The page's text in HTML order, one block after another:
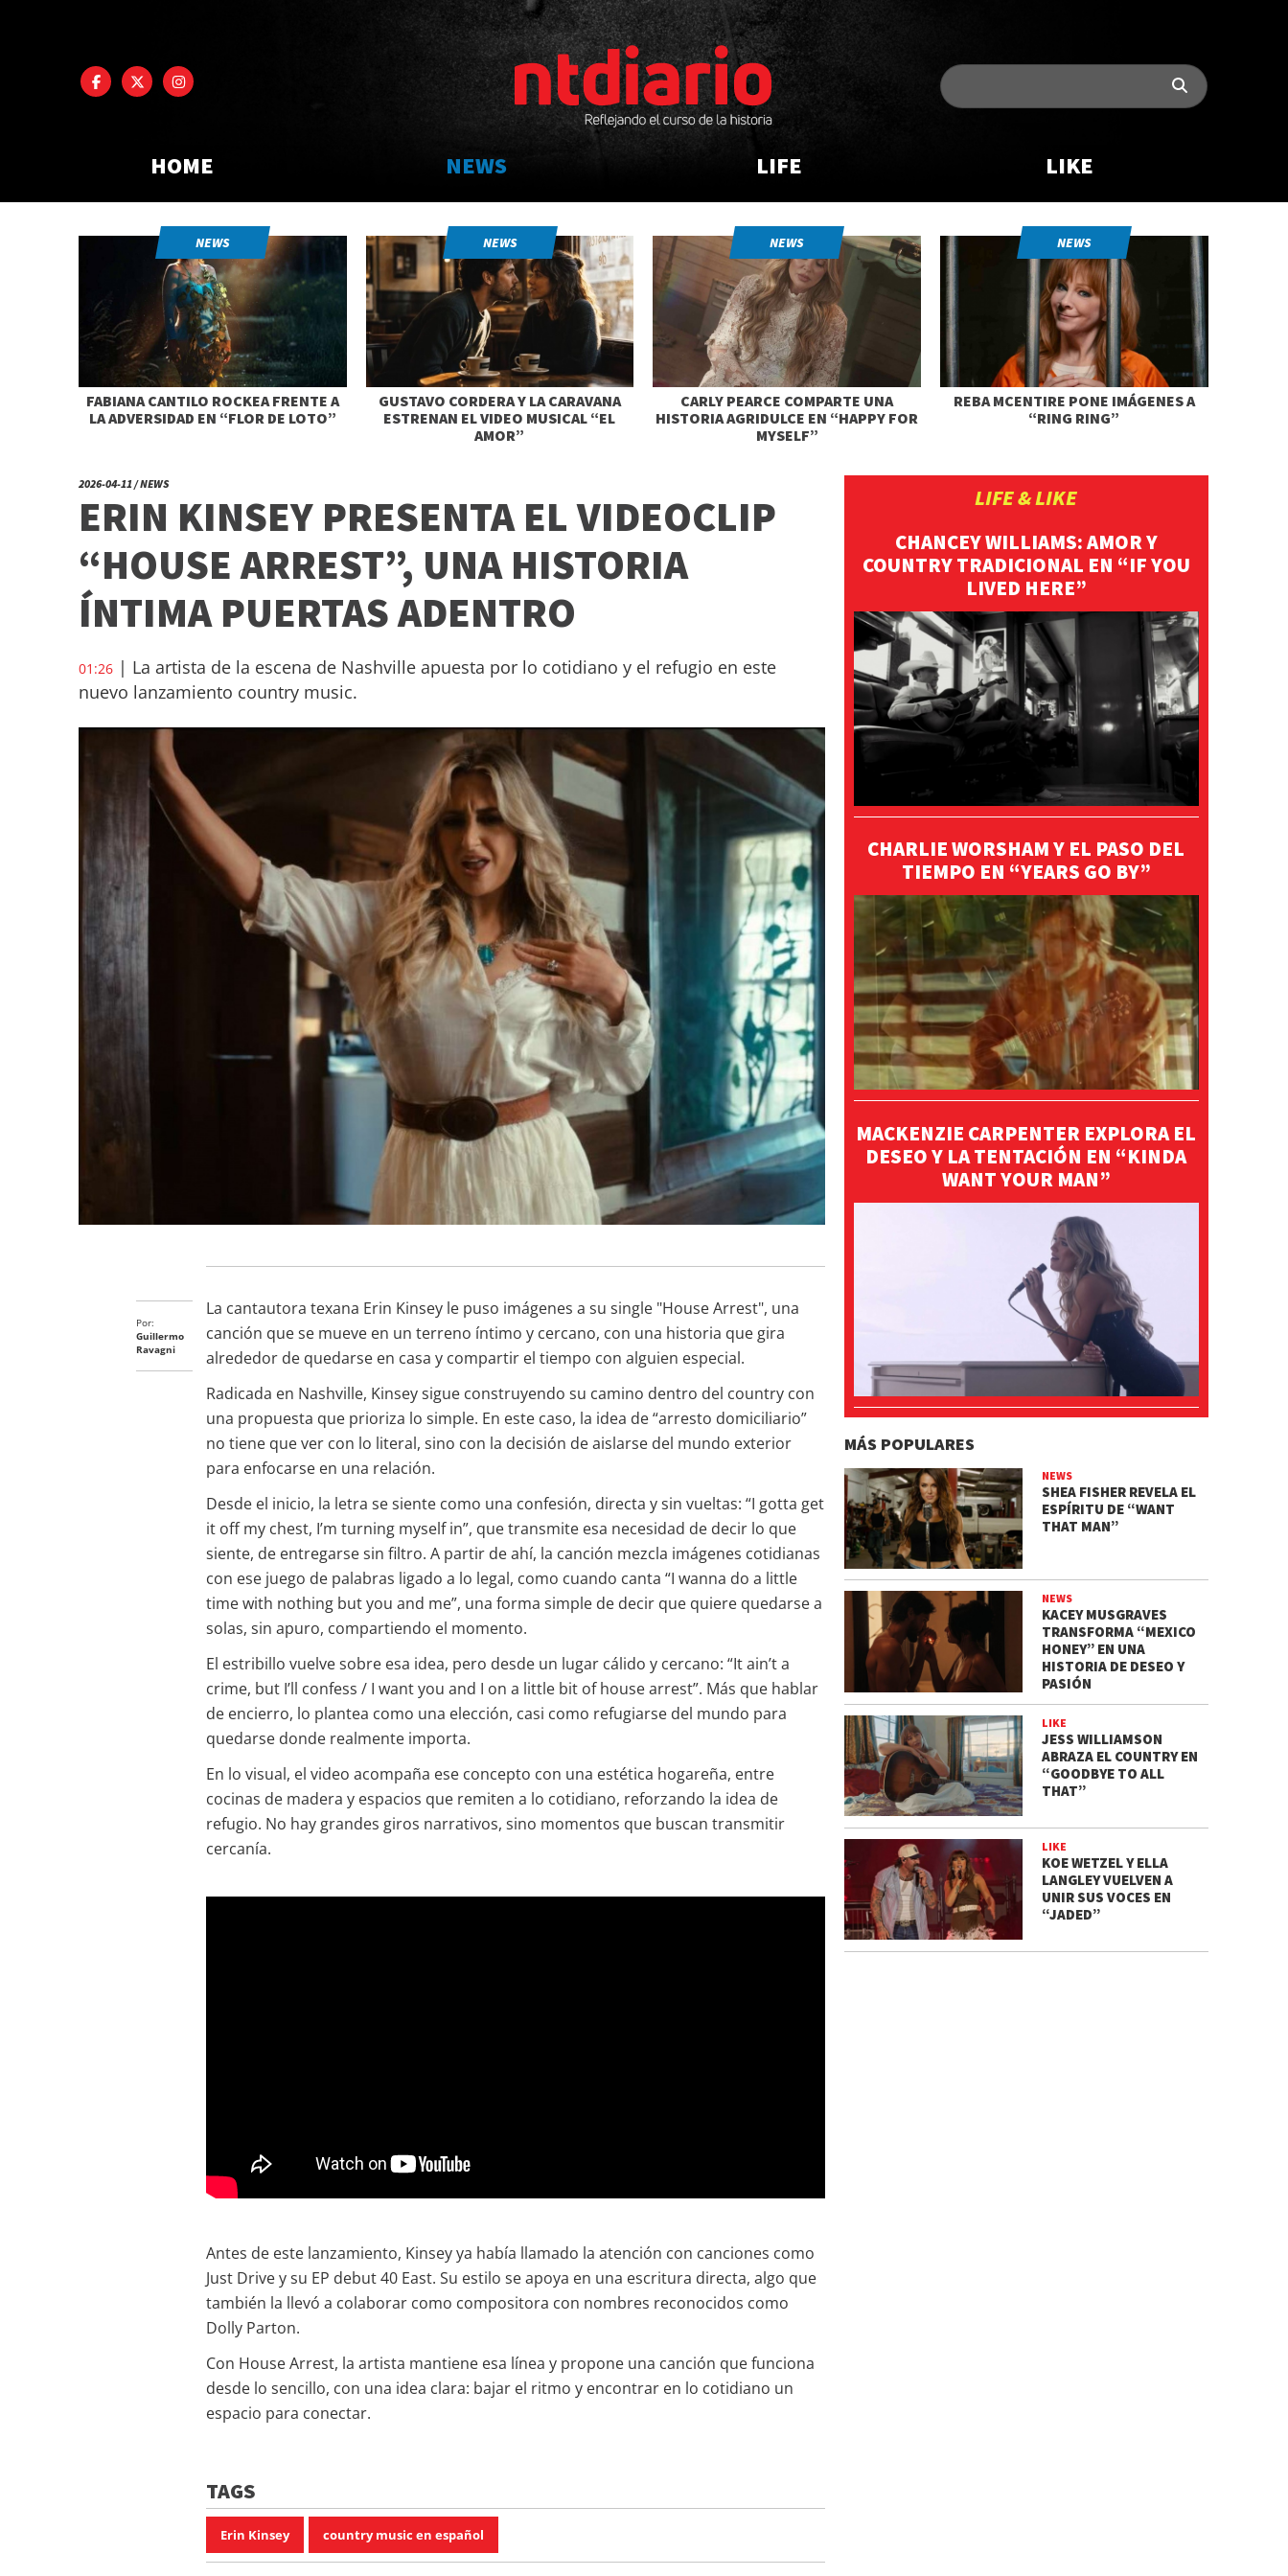
HOME NEWS LIFE LIKE
NEWS
FABIANA CANTILO ROCKEA FRENTE A
LA ADVERSIDAD EN “FLOR DE LOTO”
NEWS
GUSTAVO CORDERA Y LA CARAVANA
ESTRENAN EL VIDEO MUSICAL “EL
AMOR”
NEWS
CARLY PEARCE COMPARTE UNA
HISTORIA AGRIDULCE EN “HAPPY FOR
MYSELF”
NEWS
REBA MCENTIRE PONE IMÁGENES A
“RING RING”
2026-04-11 / NEWS
ERIN KINSEY PRESENTA EL VIDEOCLIP
“HOUSE ARREST”, UNA HISTORIA
ÍNTIMA PUERTAS ADENTRO
01:26 | La artista de la escena de Nashville apuesta por lo cotidiano y el refugio en este
nuevo lanzamiento country music.
Por:
Guillermo
Ravagni
La cantautora texana Erin Kinsey le puso imágenes a su single "House Arrest", una
canción que se mueve en un terreno íntimo y cercano, con una historia que gira
alrededor de quedarse en casa y compartir el tiempo con alguien especial.
Radicada en Nashville, Kinsey sigue construyendo su camino dentro del country con
una propuesta que prioriza lo simple. En este caso, la idea de “arresto domiciliario”
no tiene que ver con lo literal, sino con la decisión de aislarse del mundo exterior
para enfocarse en una relación.
Desde el inicio, la letra se siente como una confesión, directa y sin vueltas: “I gotta get
it off my chest, I’m turning myself in”, que transmite esa necesidad de decir lo que
siente, de entregarse sin filtro. A partir de ahí, la canción mezcla imágenes cotidianas
con ese juego de palabras ligado a lo legal, como cuando canta “I wanna do a little
time with nothing but you and me”, una forma simple de decir que quiere quedarse a
solas, sin apuro, compartiendo el momento.
El estribillo vuelve sobre esa idea, pero desde un lugar cálido y cercano: “It ain’t a
crime, but I’ll confess / I want you and I on a little bit of house arrest”. Más que hablar
de encierro, lo plantea como una elección, casi como refugiarse del mundo para
quedarse donde realmente importa.
En lo visual, el video acompaña ese concepto con una estética hogareña, entre
cocinas de madera y espacios que remiten a lo cotidiano, reforzando la idea de
refugio. No hay grandes giros narrativos, sino momentos que buscan transmitir
cercanía.
Antes de este lanzamiento, Kinsey ya había llamado la atención con canciones como
Just Drive y su EP debut 40 East. Su estilo se apoya en una escritura directa, algo que
también la llevó a colaborar como compositora con nombres reconocidos como
Dolly Parton.
Con House Arrest, la artista mantiene esa línea y propone una canción que funciona
desde lo sencillo, con una idea clara: bajar el ritmo y encontrar en lo cotidiano un
espacio para conectar.
TAGS
Erin Kinsey country music en español
LIFE & LIKE
CHANCEY WILLIAMS: AMOR Y
COUNTRY TRADICIONAL EN “IF YOU
LIVED HERE”
CHARLIE WORSHAM Y EL PASO DEL
TIEMPO EN “YEARS GO BY”
MACKENZIE CARPENTER EXPLORA EL
DESEO Y LA TENTACIÓN EN “KINDA
WANT YOUR MAN”
MÁS POPULARES
NEWS
SHEA FISHER REVELA EL
ESPÍRITU DE “WANT
THAT MAN”
NEWS
KACEY MUSGRAVES
TRANSFORMA “MEXICO
HONEY” EN UNA
HISTORIA DE DESEO Y
PASIÓN
LIKE
JESS WILLIAMSON
ABRAZA EL COUNTRY EN
“GOODBYE TO ALL
THAT”
LIKE
KOE WETZEL Y ELLA
LANGLEY VUELVEN A
UNIR SUS VOCES EN
“JADED”